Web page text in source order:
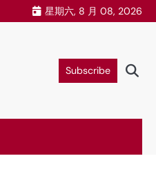
星期六, 8 月 08, 2026
Subscribe